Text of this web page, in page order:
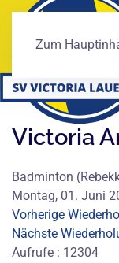
Zum
Victoria
Badminton
Montag, 01. Juni
Vorherige
Nächste
Aufrufe : 12304